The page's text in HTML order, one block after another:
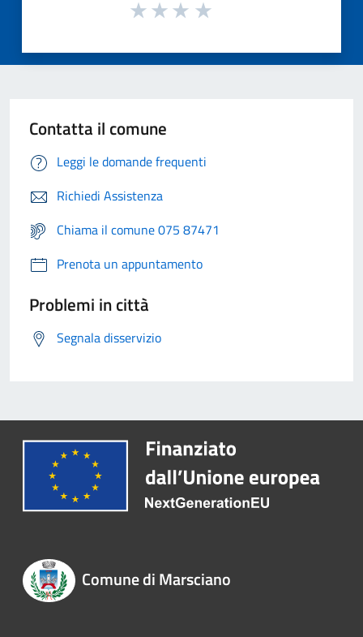
Contatta il comune
Leggi le domande frequenti
Richiedi Assistenza
Chiama il comune 075 87471
Prenota un appuntamento
Problemi in città
Segnala disservizio
Comune di Marsciano